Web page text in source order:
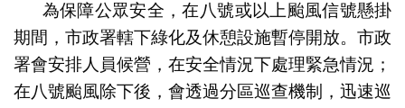
為保障公眾安全，在八號或以上颱風信號懸掛
期間，市政署轄下綠化及休憩設施暫停開放。市政
署會安排人員候營，在安全情況下處理緊急情況；
在八號颱風除下後，會透過分區巡查機制，迅速巡